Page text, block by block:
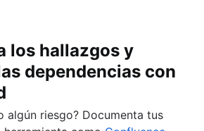
los hallazgos y
dependencias con
algún riesgo? Documenta tus